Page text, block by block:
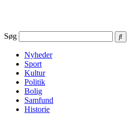
Søg
Nyheder
Sport
Kultur
Politik
Bolig
Samfund
Historie